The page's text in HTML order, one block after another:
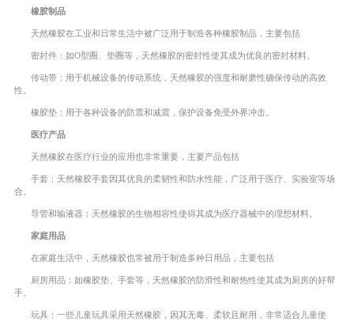
橡胶制品
天然橡胶在工业和日常生活中被广泛用于制造各种橡胶制品，主要包括
密封件：如O型圈、垫圈等，天然橡胶的密封性使其成为优良的密封材料。
传动带：用于机械设备的传动系统，天然橡胶的强度和耐磨性确保传动的高效
性。
橡胶垫：用于各种设备的防震和减震，保护设备免受外界冲击。
医疗产品
天然橡胶在医疗行业的应用也非常重要，主要产品包括
手套：天然橡胶手套因其优良的柔韧性和防水性能，广泛用于医疗、实验室等场
合。
导管和输液器：天然橡胶的生物相容性使得其成为医疗器械中的理想材料。
家庭用品
在家庭生活中，天然橡胶也常被用于制造多种日用品，主要包括
厨房用品：如橡胶垫、手套等，天然橡胶的防滑性和耐热性使其成为厨房的好帮
手。
玩具：一些儿童玩具采用天然橡胶，因其无毒、柔软且耐用，非常适合儿童使